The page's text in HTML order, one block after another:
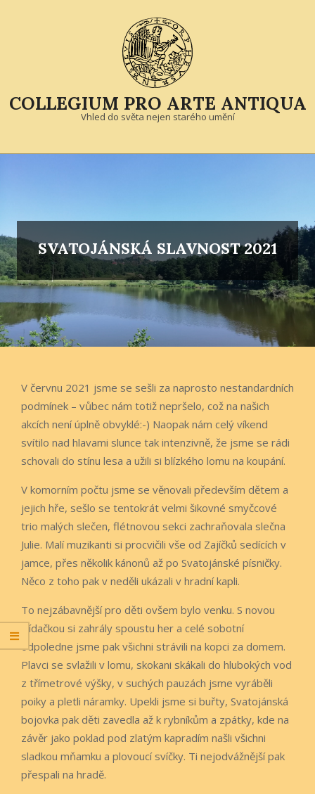
COLLEGIUM PRO ARTE ANTIQUA
Vhled do světa nejen starého umění
Primary
SVATOJÁNSKÁ SLAVNOST 2021
V červnu 2021 jsme se sešli za naprosto nestandardních
podmínek – vůbec nám totiž nepršelo, což na našich
akcích není úplně obvyklé:-) Naopak nám celý víkend
svítilo nad hlavami slunce tak intenzivně, že jsme se rádi
schovali do stínu lesa a užili si blízkého lomu na koupání.
V komorním počtu jsme se věnovali především dětem a
jejich hře, sešlo se tentokrát velmi šikovné smyčcové
trio malých slečen, flétnovou sekci zachraňovala slečna
Julie. Malí muzikanti si procvičili vše od Zajíčků sedících v
jamce, přes několik kánonů až po Svatojánské písničky.
Něco z toho pak v neděli ukázali v hradní kapli.
To nejzábavnější pro děti ovšem bylo venku. S novou
hlídačkou si zahrály spoustu her a celé sobotní
odpoledne jsme pak všichni strávili na kopci za domem.
Plavci se svlažili v lomu, skokani skákali do hlubokých vod
z třímetrové výšky, v suchých pauzách jsme vyráběli
poiky a pletli náramky. Upekli jsme si buřty, Svatojánská
bojovka pak děti zavedla až k rybníkům a zpátky, kde na
závěr jako poklad pod zlatým kapradím našli všichni
sladkou mňamku a plovoucí svíčky. Ti nejodvážnější pak
přespali na hradě.